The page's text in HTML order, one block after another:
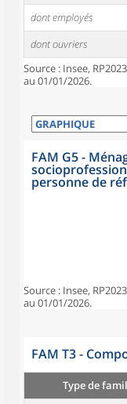
dont employés
dont ouvriers
Source : Insee,
au 01/01/2026.
FAM G5 -
personne de
Source : Insee,
au 01/01/2026.
FAM T3 -
Type de